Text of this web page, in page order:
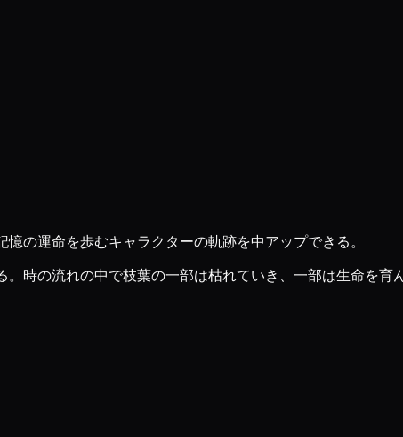
の運命を歩むキャラクターの軌跡を中アップできる。
時の流れの中で枝葉の一部は枯れていき、一部は生命を